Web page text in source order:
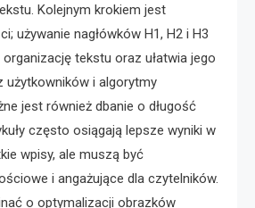
Kolejnym krokiem jest
używanie nagłówków H1, H2 i H3
tekstu oraz ułatwia jego
użytkowników i algorytmy
jest również dbanie o długość
często osiągają lepsze wyniki w
wpisy, ale muszą być
i angażujące dla czytelników.
o optymalizacji obrazków